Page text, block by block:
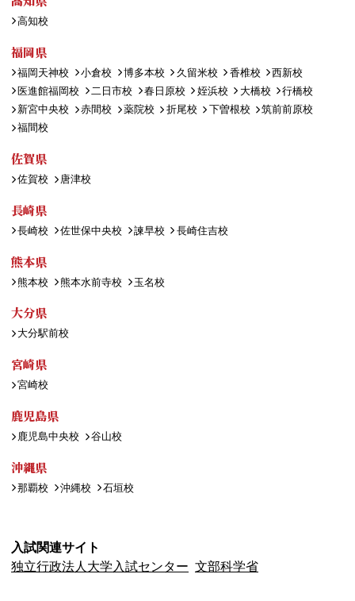
高知校
福岡県
福岡天神校 小倉校 博多本校 久留米校 香椎校
西新校
医進館福岡校
二日市校 春日原校 姪浜校 大橋校
行橋校
新宮中央校
赤間校 薬院校 折尾校 下曽根校
筑前前原校
福間校
佐賀県
佐賀校 唐津校
長崎県
長崎校 佐世保中央校 諫早校 長崎住吉校
熊本県
熊本校 熊本水前寺校 玉名校
大分県
大分駅前校
宮崎県
宮崎校
鹿児島県
鹿児島中央校 谷山校
沖縄県
那覇校 沖縄校 石垣校
入試関連サイト
独立行政法人大学入試センター 文部科学省